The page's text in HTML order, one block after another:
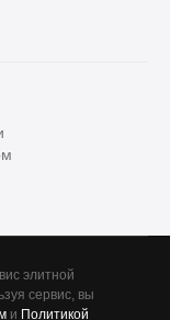
элитной
сервис, вы
и Политикой